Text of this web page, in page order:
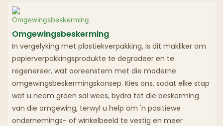
Omgewingsbeskerming
In vergelyking met plastiekverpakking, is dit makliker om
papierverpakkingsprodukte te degradeer en te
regenereer, wat ooreenstem met die moderne
omgewingsbeskermingskonsep. Kies ons, sodat elke stap
wat u neem groen sal wees, bydra tot die beskerming
van die omgewing, terwyl u help om 'n positiewe
ondernemings- of winkelbeeld te vestig en meer